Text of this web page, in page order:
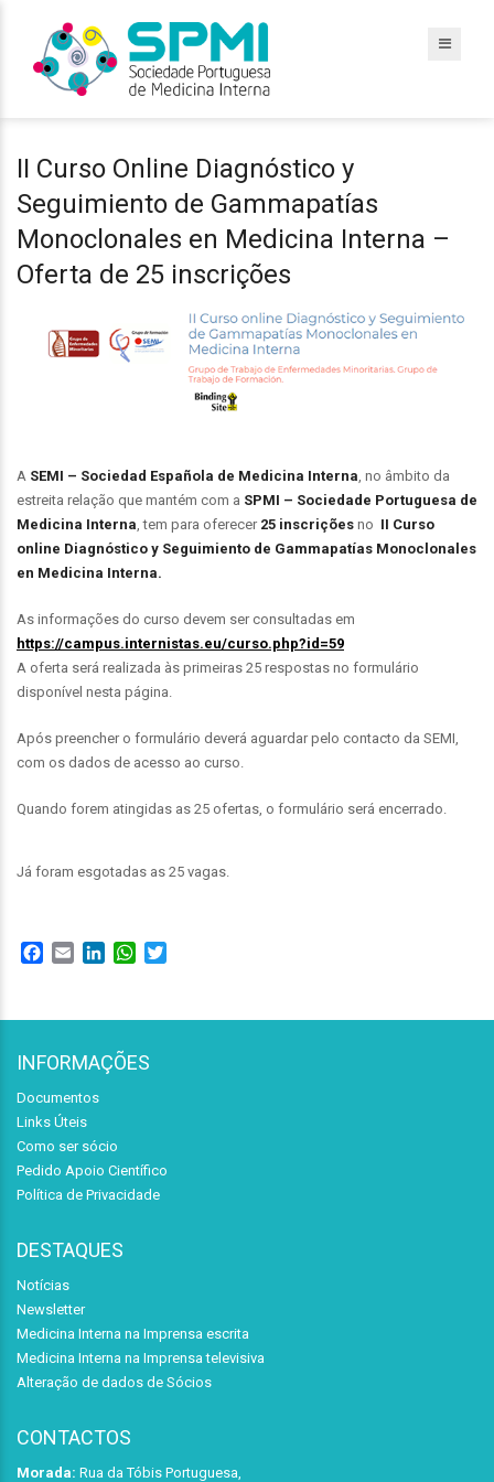
II Curso Online Diagnóstico y
Seguimiento de Gammapatías
Monoclonales en Medicina Interna –
Oferta de 25 inscrições
A SEMI – Sociedad Española de Medicina Interna, no âmbito da
estreita relação que mantém com a SPMI – Sociedade Portuguesa de
Medicina Interna, tem para oferecer25 inscrições no II Curso
online Diagnóstico y Seguimiento de Gammapatías Monoclonales
en Medicina Interna.
As informações do curso devem ser consultadas em
https://campus.internistas.eu/curso.php?id=59
A oferta será realizada às primeiras 25 respostas no formulário
disponível nesta página.
Após preencher o formulário deverá aguardar pelo contacto da SEMI,
com os dados de acesso ao curso.
Quando forem atingidas as 25 ofertas, o formulário será encerrado.
Já foram esgotadas as 25 vagas.
Facebook
Email LinkedInWhatsApp
INFORMAÇÕES
Documentos
Links Úteis
Como ser sócio
Pedido Apoio Científico
Política de Privacidade
DESTAQUES
Notícias
Newsletter
Medicina Interna na Imprensa escrita
Medicina Interna na Imprensa televisiva
Alteração de dados de Sócios
CONTACTOS
Morada: Rua da Tóbis Portuguesa,